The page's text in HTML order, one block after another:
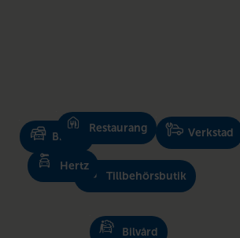
Bilhall Verkstad
Tillbehörsbutik
Bilvård
Restaurang
Hertz